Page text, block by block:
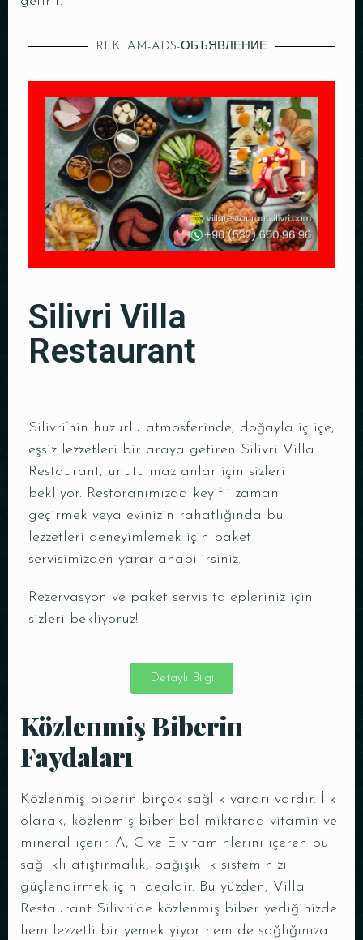
REKLAM-ADS-ОБЪЯВЛЕНИЕ
Silivri Villa
Restaurant
Silivri’nin huzurlu atmosferinde, doğayla iç içe,
eşsiz lezzetleri bir araya getiren Silivri Villa
Restaurant, unutulmaz anlar için sizleri
bekliyor. Restoranımızda keyifli zaman
geçirmek veya evinizin rahatlığında bu
lezzetleri deneyimlemek için paket
servisimizden yararlanabilirsiniz.
Rezervasyon ve paket servis talepleriniz için
sizleri bekliyoruz!
Detaylı Bilgi
Közlenmiş Biberin
Faydaları
Közlenmiş biberin birçok sağlık yararı vardır. İlk
olarak, közlenmiş biber bol miktarda vitamin ve
mineral içerir. A, C ve E vitaminlerini içeren bu
sağlıklı atıştırmalık, bağışıklık sisteminizi
güçlendirmek için idealdir. Bu yüzden, Villa
Restaurant Silivri’de közlenmiş biber yediğinizde
hem lezzetli bir yemek yiyor hem de sağlığınıza